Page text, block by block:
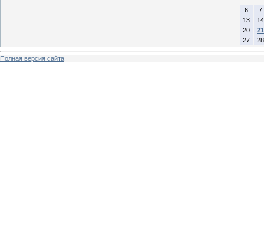
6
7
13
14
20
21
27
28
Полная версия сайта